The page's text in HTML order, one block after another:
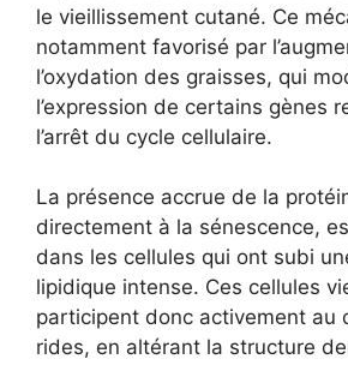
le vieillissement cutané. Ce
notamment favorisé par
l’oxydation des graisses, qui
l’expression de certains gènes
l’arrêt du cycle cellulaire.
La présence accrue de la
directement à la sénescence,
dans les cellules qui ont subi
lipidique intense. Ces cellules
participent donc activement au
rides, en altérant la structure